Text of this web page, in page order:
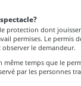
protection dont
permises. Le permis
le demandeur.
même temps que le
par les personnes